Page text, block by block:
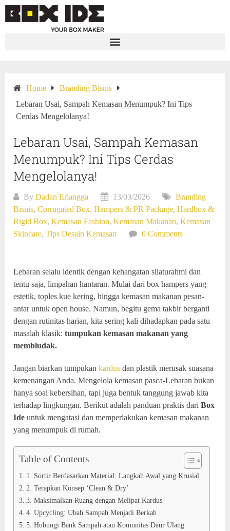
Home
Branding Bisnis
Lebaran Usai, Sampah Kemasan Menumpuk? Ini Tips
Cerdas Mengelolanya!
Lebaran Usai, Sampah Kemasan
Menumpuk? Ini Tips Cerdas
Mengelolanya!
ByDadan Erlangga 13/03/2026
Branding
Bisnis,Corrugated Box,Hampers & PR Package,Hardbox &
Rigid Box,Kemasan Fashion,Kemasan Makanan,Kemasan
Skincare,Tips Desain Kemasan 0 Comments
Lebaran selalu identik dengan kehangatan silaturahmi dan
tentu saja, limpahan hantaran. Mulai dari box hampers yang
estetik, toples kue kering, hingga kemasan makanan pesan-
antar untuk open house. Namun, begitu gema takbir berganti
dengan rutinitas harian, kita sering kali dihadapkan pada satu
masalah klasik:tumpukan kemasan makanan yang
membludak.
Jangan biarkan tumpukankardus dan plastik merusak suasana
kemenangan Anda. Mengelola kemasan pasca-Lebaran bukan
hanya soal kebersihan, tapi juga bentuk tanggung jawab kita
terhadap lingkungan. Berikut adalah panduan praktis dariBox
Ide untuk mengatasi dan memperlakukan kemasan makanan
yang menumpuk di rumah.
Table of Contents
1. Sortir Berdasarkan Material: Langkah Awal yang Krusial
2. Terapkan Konsep ‘Clean & Dry’
3. Maksimalkan Ruang dengan Melipat Kardus
4. Upcycling: Ubah Sampah Menjadi Berkah
5. Hubungi Bank Sampah atau Komunitas Daur Ulang